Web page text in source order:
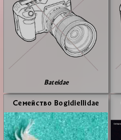
Bateidae
Се­мей­ство Bogidiellidae